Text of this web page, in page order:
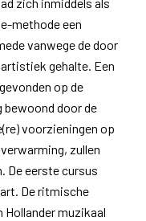
methode een
vanwege de door
gehalte. Een
op de
bewoond door de
voorzieningen op
zullen
De eerste cursus
De ritmische
Hollander muzikaal